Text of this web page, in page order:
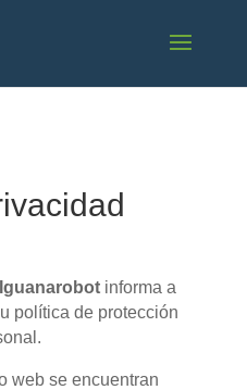
Iguanarobotinforma a
política de protección
web se encuentran